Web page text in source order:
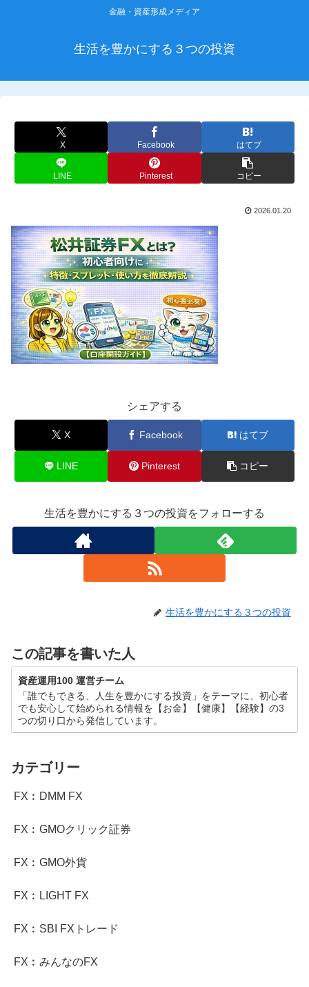
金融・資産形成メディア
生活を豊かにする３つの投資
X Facebook はてブ
LINE Pinterest コピー
2026.01.20
シェアする
X Facebook はてブ
LINE Pinterest コピー
生活を豊かにする３つの投資をフォローする
生活を豊かにする３つの投資
この記事を書いた人
資産運用100 運営チーム
「誰でもできる、人生を豊かにする投資」をテーマに、初心者
でも安心して始められる情報を【お金】【健康】【経験】の3
つの切り口から発信しています。
カテゴリー
FX︰DMM FX
FX︰GMOクリック証券
FX︰GMO外貨
FX︰LIGHT FX
FX︰SBI FXトレード
FX︰みんなのFX